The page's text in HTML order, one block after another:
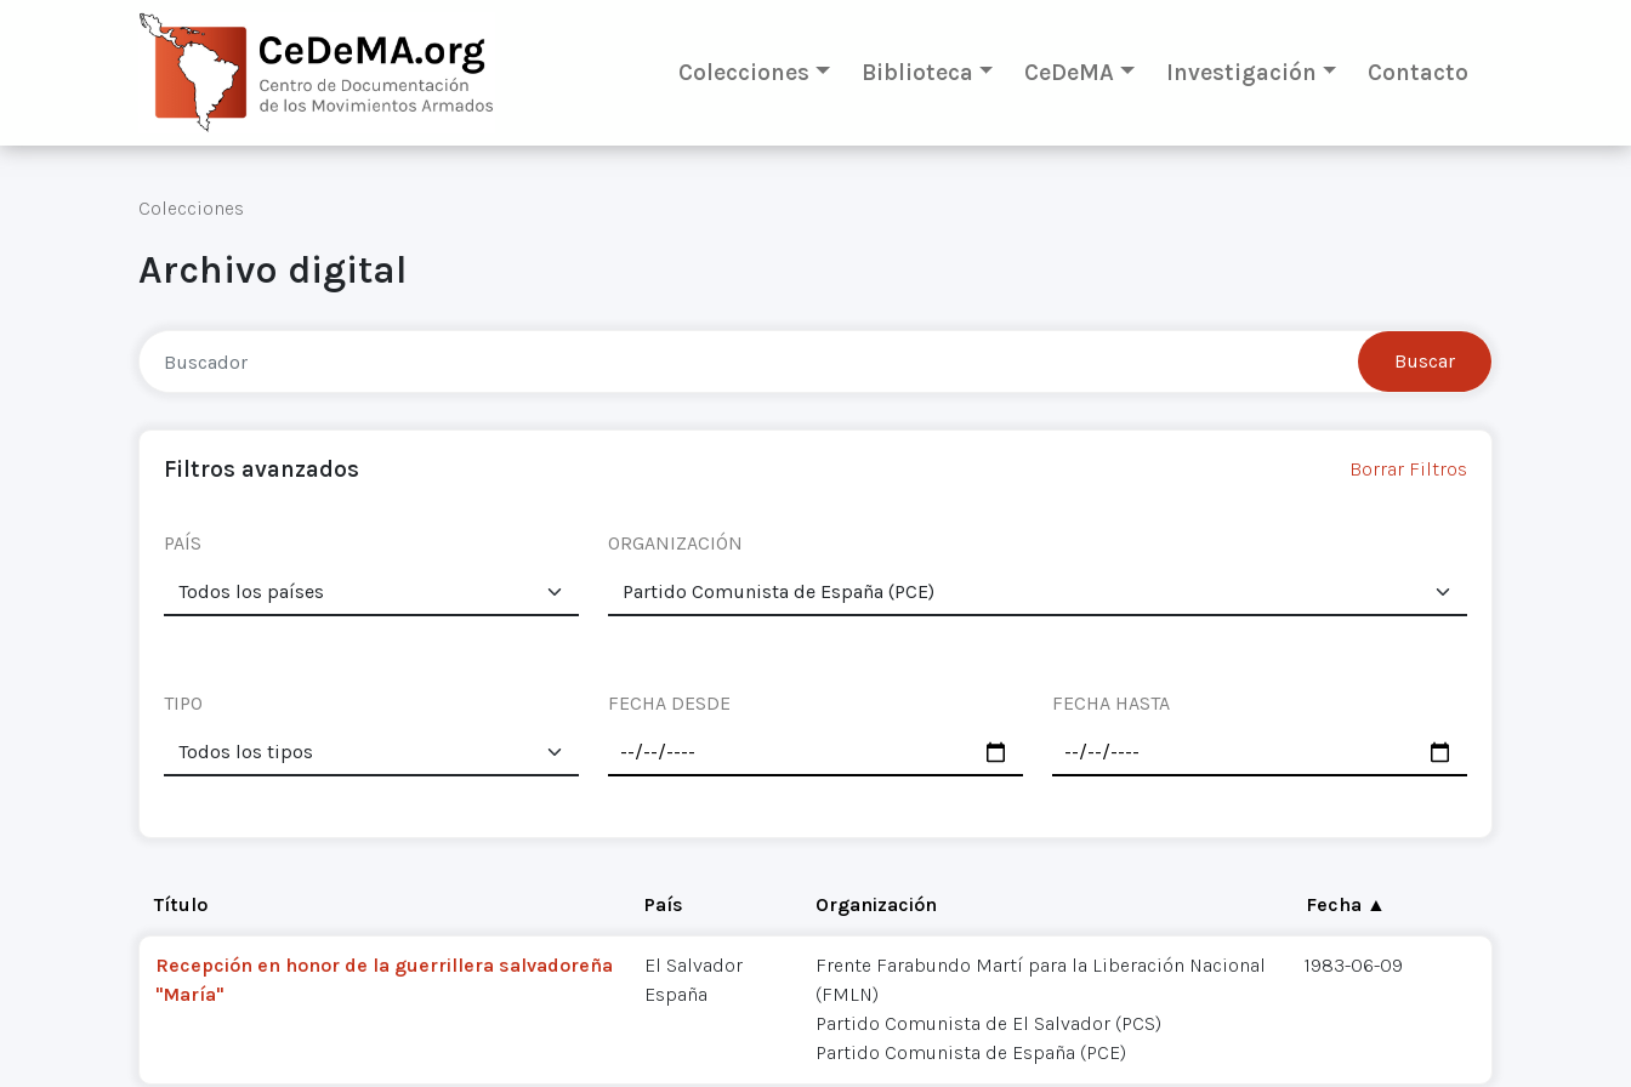
Colecciones Biblioteca CeDeMA Investigación Contacto
Colecciones
Archivo digital
Filtros avanzados Borrar Filtros
PAÍS ORGANIZACIÓN
TIPO FECHA DESDE FECHA HASTA
Título País Organización Fecha ▲
Recepción en honor de la guerrillera salvadoreña
"María"
El Salvador
España
Frente Farabundo Martí para la Liberación Nacional
(FMLN)
Partido Comunista de El Salvador (PCS)
Partido Comunista de España (PCE)
1983-06-09